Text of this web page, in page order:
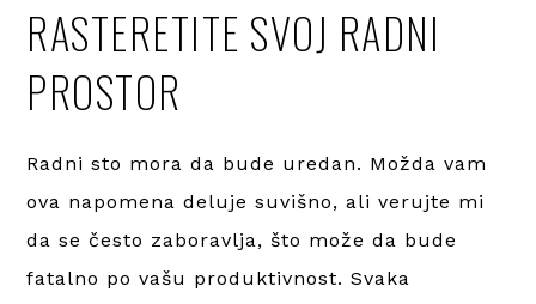
RASTERETITE SVOJ RADNI
PROSTOR
Radni sto mora da bude uredan. Možda vam
ova napomena deluje suvišno, ali verujte mi
da se često zaboravlja, što može da bude
fatalno po vašu produktivnost. Svaka